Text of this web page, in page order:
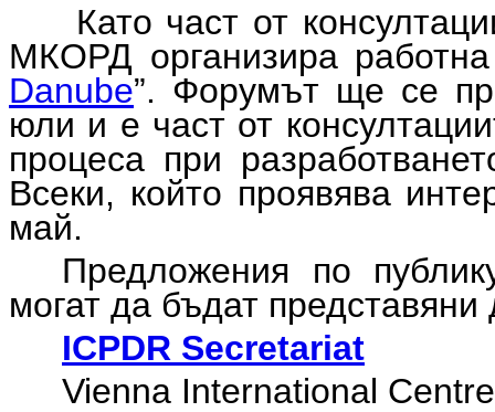
Като част от
МКОРД организира
Danube”. Форумът ще се
юли и е част от
процеса при
Всеки, който проявява
май.
Предложения по
могат да бъдат
ICPDR Secretariat
Vienna International